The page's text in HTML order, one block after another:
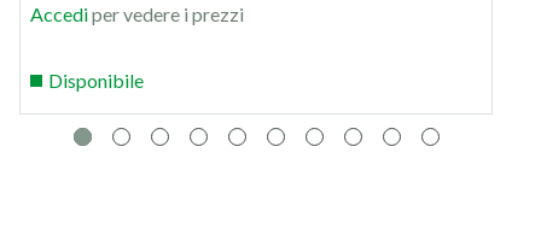
Accediper vedere i prezzi
Disponibile